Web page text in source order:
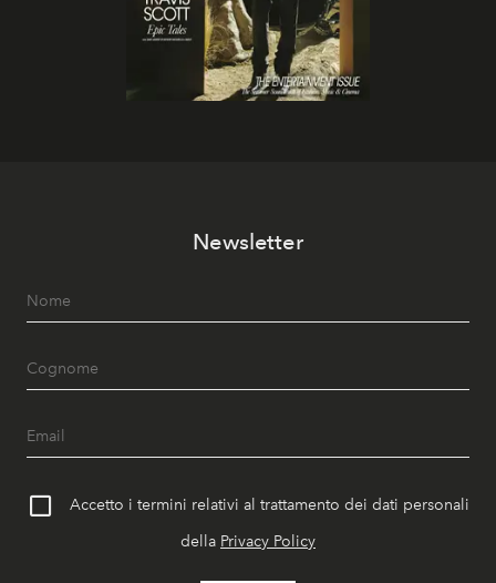
Newsletter
Accetto i termini relativi al trattamento dei dati personali
della Privacy Policy